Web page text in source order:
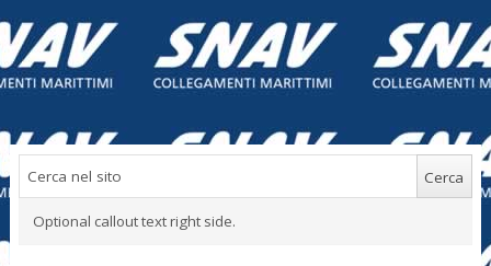
Optional callout text right side.